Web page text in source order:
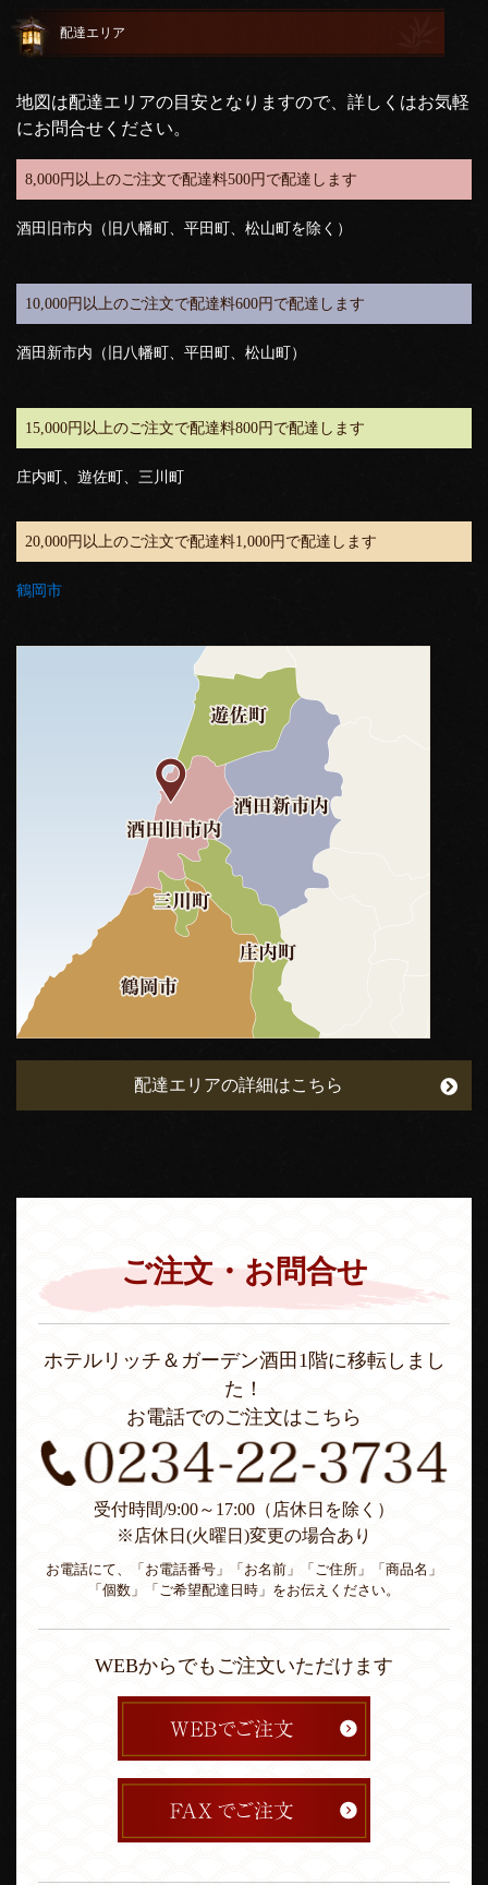
配達エリア
地図は配達エリアの目安となりますので、詳しくはお気軽
にお問合せください。
8,000円以上のご注文で配達料500円で配達します
酒田旧市内（旧八幡町、平田町、松山町を除く）
10,000円以上のご注文で配達料600円で配達します
酒田新市内（旧八幡町、平田町、松山町）
15,000円以上のご注文で配達料800円で配達します
庄内町、遊佐町、三川町
20,000円以上のご注文で配達料1,000円で配達します
鶴岡市
配達エリアの詳細はこちら
ご注文・お問合せ
ホテルリッチ＆ガーデン酒田1階に移転しまし
た！
お電話でのご注文はこちら
受付時間/9:00～17:00（店休日を除く）
※店休日(火曜日)変更の場合あり
お電話にて、「お電話番号」「お名前」「ご住所」「商品名」
「個数」「ご希望配達日時」をお伝えください。
WEBからでもご注文いただけます